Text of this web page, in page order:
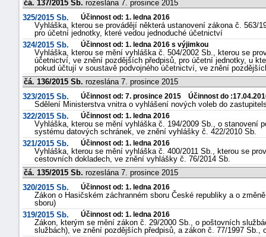
čá. 137/2015 Sb. rozeslána 7. prosince 2015
325/2015 Sb.
Účinnost od: 1. ledna 2016
Vyhláška, kterou se provádějí některá ustanovení zákona č. 563/
pro účetní jednotky, které vedou jednoduché účetnictví
324/2015 Sb.
Účinnost od: 1. ledna 2016 s výjimkou
Vyhláška, kterou se mění vyhláška č. 504/2002 Sb., kterou se
účetnictví, ve znění pozdějších předpisů, pro účetní jednotky, u
pokud účtují v soustavě podvojného účetnictví, ve znění
čá. 136/2015 Sb. rozeslána 7. prosince 2015
323/2015 Sb.
Účinnost od: 7. prosince 2015 Účinnost do
Sdělení Ministerstva vnitra o vyhlášení nových voleb do
322/2015 Sb.
Účinnost od: 1. ledna 2016
Vyhláška, kterou se mění vyhláška č. 194/2009 Sb., o stanovení
systému datových schránek, ve znění vyhlášky č. 422/2010 Sb.
321/2015 Sb.
Účinnost od: 1. ledna 2016
Vyhláška, kterou se mění vyhláška č. 400/2011 Sb., kterou se
cestovních dokladech, ve znění vyhlášky č. 76/2014 Sb.
čá. 135/2015 Sb. rozeslána 7. prosince 2015
320/2015 Sb.
Účinnost od: 1. ledna 2016
Zákon o Hasičském záchranném sboru České republiky a o
sboru)
319/2015 Sb.
Účinnost od: 1. ledna 2016
Zákon, kterým se mění zákon č. 29/2000 Sb., o poštovních
službách), ve znění pozdějších předpisů, a zákon č. 77/1997